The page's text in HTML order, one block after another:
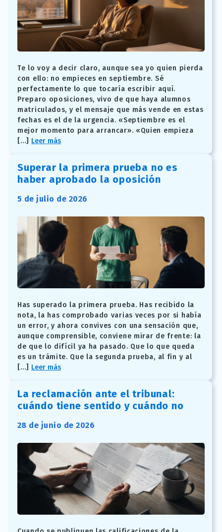
Te lo voy a decir claro, aunque sea yo quien pierda
con ello: no empieces en septiembre. Sé
perfectamente lo que tocaría escribir aquí.
Preparo oposiciones, vivo de que haya alumnos
matriculados, y el mensaje que más vende en estas
fechas es el de la urgencia. «Septiembre es el
mejor momento para arrancar». «Quien empieza
[…] Leer más
Superar la primera prueba no es
haber aprobado la oposición
5 de julio de 2026
Has superado la primera prueba. Has recibido la
nota, la has comprobado varias veces por si había
un error, y ahora convives con una sensación que,
aunque comprensible, conviene mirar de frente: la
de que lo difícil ya ha pasado. Que lo que queda
es un trámite. Que la segunda prueba, al fin y al
[…] Leer más
La reclamación ante el tribunal:
cuándo tiene sentido y cuándo no
28 de junio de 2026